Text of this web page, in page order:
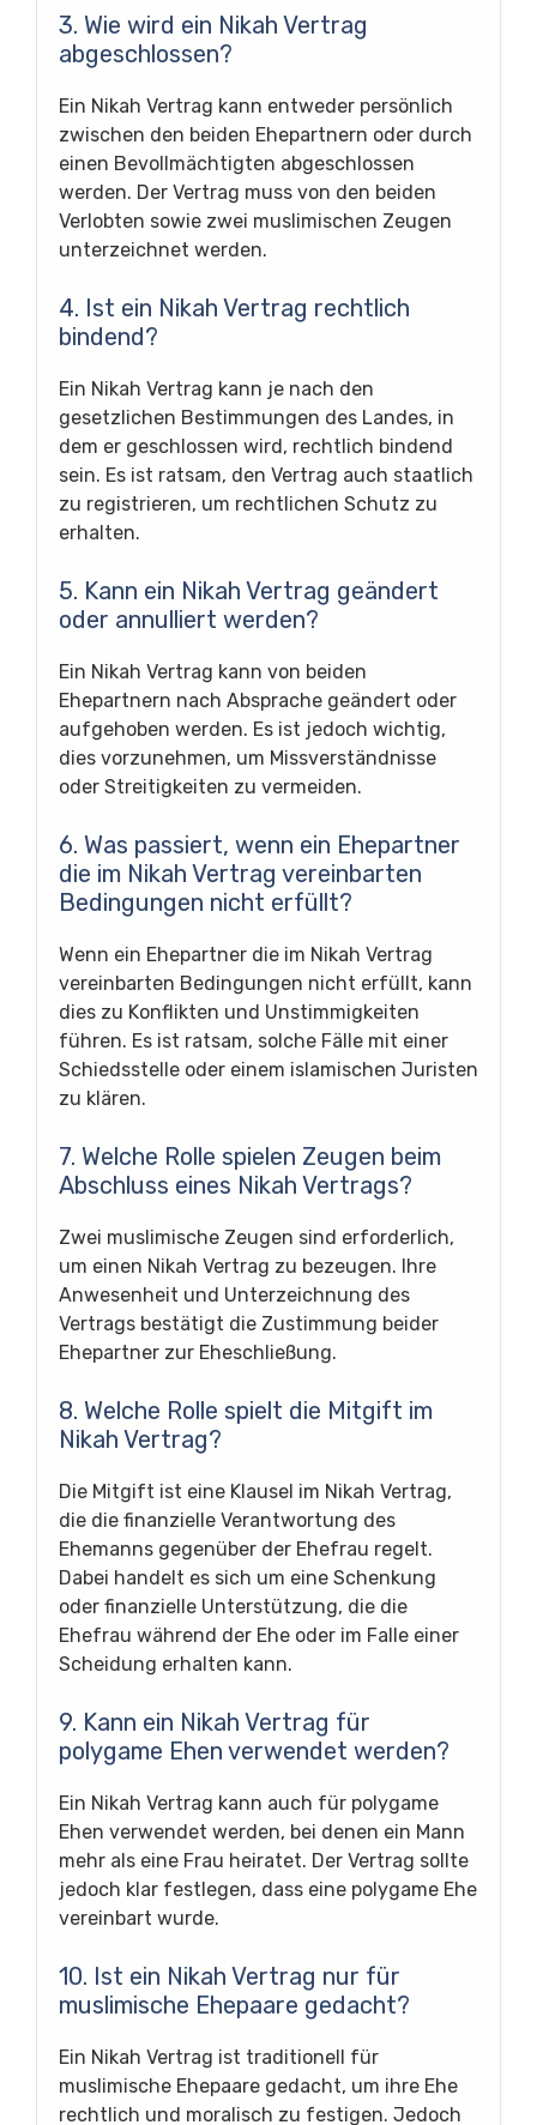
3. Wie wird ein Nikah Vertrag
abgeschlossen?
Ein Nikah Vertrag kann entweder persönlich
zwischen den beiden Ehepartnern oder durch
einen Bevollmächtigten abgeschlossen
werden. Der Vertrag muss von den beiden
Verlobten sowie zwei muslimischen Zeugen
unterzeichnet werden.
4. Ist ein Nikah Vertrag rechtlich
bindend?
Ein Nikah Vertrag kann je nach den
gesetzlichen Bestimmungen des Landes, in
dem er geschlossen wird, rechtlich bindend
sein. Es ist ratsam, den Vertrag auch staatlich
zu registrieren, um rechtlichen Schutz zu
erhalten.
5. Kann ein Nikah Vertrag geändert
oder annulliert werden?
Ein Nikah Vertrag kann von beiden
Ehepartnern nach Absprache geändert oder
aufgehoben werden. Es ist jedoch wichtig,
dies vorzunehmen, um Missverständnisse
oder Streitigkeiten zu vermeiden.
6. Was passiert, wenn ein Ehepartner
die im Nikah Vertrag vereinbarten
Bedingungen nicht erfüllt?
Wenn ein Ehepartner die im Nikah Vertrag
vereinbarten Bedingungen nicht erfüllt, kann
dies zu Konflikten und Unstimmigkeiten
führen. Es ist ratsam, solche Fälle mit einer
Schiedsstelle oder einem islamischen Juristen
zu klären.
7. Welche Rolle spielen Zeugen beim
Abschluss eines Nikah Vertrags?
Zwei muslimische Zeugen sind erforderlich,
um einen Nikah Vertrag zu bezeugen. Ihre
Anwesenheit und Unterzeichnung des
Vertrags bestätigt die Zustimmung beider
Ehepartner zur Eheschließung.
8. Welche Rolle spielt die Mitgift im
Nikah Vertrag?
Die Mitgift ist eine Klausel im Nikah Vertrag,
die die finanzielle Verantwortung des
Ehemanns gegenüber der Ehefrau regelt.
Dabei handelt es sich um eine Schenkung
oder finanzielle Unterstützung, die die
Ehefrau während der Ehe oder im Falle einer
Scheidung erhalten kann.
9. Kann ein Nikah Vertrag für
polygame Ehen verwendet werden?
Ein Nikah Vertrag kann auch für polygame
Ehen verwendet werden, bei denen ein Mann
mehr als eine Frau heiratet. Der Vertrag sollte
jedoch klar festlegen, dass eine polygame Ehe
vereinbart wurde.
10. Ist ein Nikah Vertrag nur für
muslimische Ehepaare gedacht?
Ein Nikah Vertrag ist traditionell für
muslimische Ehepaare gedacht, um ihre Ehe
rechtlich und moralisch zu festigen. Jedoch